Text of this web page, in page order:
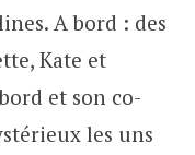
A bord : des
Kate et
et son co-
les uns